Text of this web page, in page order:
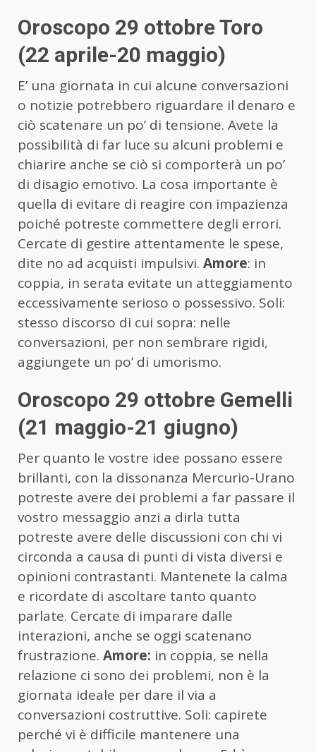
Oroscopo 29 ottobre Toro
(22 aprile-20 maggio)
E’ una giornata in cui alcune conversazioni
o notizie potrebbero riguardare il denaro e
ciò scatenare un po’ di tensione. Avete la
possibilità di far luce su alcuni problemi e
chiarire anche se ciò si comporterà un po’
di disagio emotivo. La cosa importante è
quella di evitare di reagire con impazienza
poiché potreste commettere degli errori.
Cercate di gestire attentamente le spese,
dite no ad acquisti impulsivi. Amore: in
coppia, in serata evitate un atteggiamento
eccessivamente serioso o possessivo. Soli:
stesso discorso di cui sopra: nelle
conversazioni, per non sembrare rigidi,
aggiungete un po’ di umorismo.
Oroscopo 29 ottobre Gemelli
(21 maggio-21 giugno)
Per quanto le vostre idee possano essere
brillanti, con la dissonanza Mercurio-Urano
potreste avere dei problemi a far passare il
vostro messaggio anzi a dirla tutta
potreste avere delle discussioni con chi vi
circonda a causa di punti di vista diversi e
opinioni contrastanti. Mantenete la calma
e ricordate di ascoltare tanto quanto
parlate. Cercate di imparare dalle
interazioni, anche se oggi scatenano
frustrazione. Amore: in coppia, se nella
relazione ci sono dei problemi, non è la
giornata ideale per dare il via a
conversazioni costruttive. Soli: capirete
perché vi è difficile mantenere una